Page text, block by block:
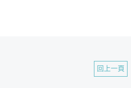
回上一頁